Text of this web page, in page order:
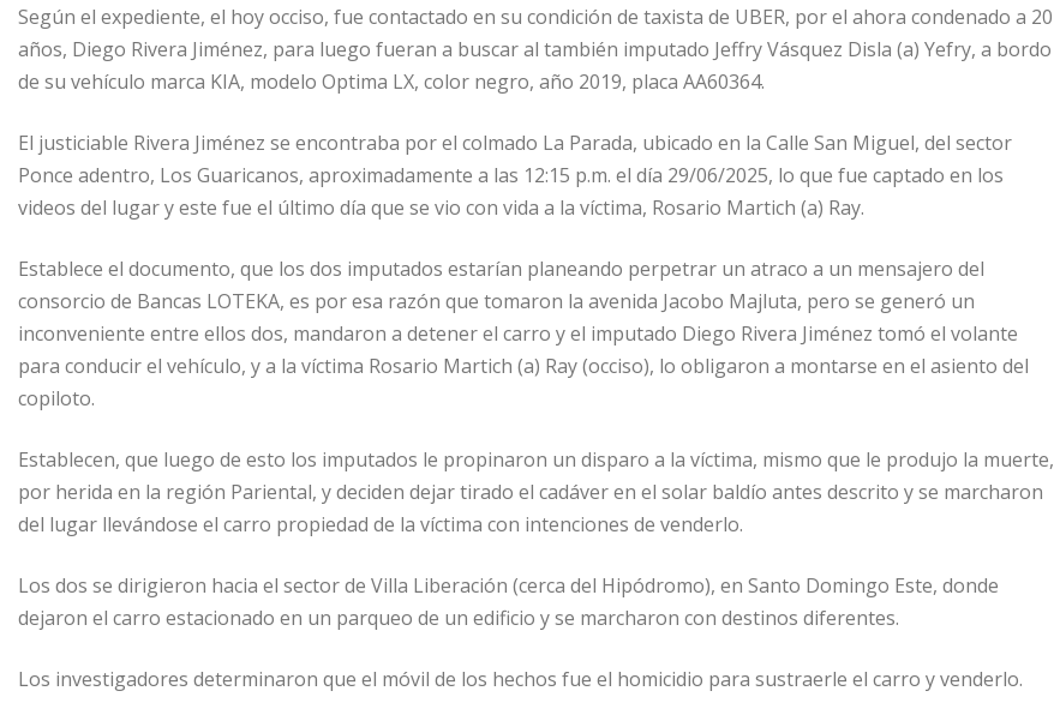
Según el expediente, el hoy occiso, fue contactado en su condición de taxista de UBER, por el ahora condenado a 20
años, Diego Rivera Jiménez, para luego fueran a buscar al también imputado Jeffry Vásquez Disla (a) Yefry, a bordo
de su vehículo marca KIA, modelo Optima LX, color negro, año 2019, placa AA60364.
El justiciable Rivera Jiménez se encontraba por el colmado La Parada, ubicado en la Calle San Miguel, del sector
Ponce adentro, Los Guaricanos, aproximadamente a las 12:15 p.m. el día 29/06/2025, lo que fue captado en los
videos del lugar y este fue el último día que se vio con vida a la víctima, Rosario Martich (a) Ray.
Establece el documento, que los dos imputados estarían planeando perpetrar un atraco a un mensajero del
consorcio de Bancas LOTEKA, es por esa razón que tomaron la avenida Jacobo Majluta, pero se generó un
inconveniente entre ellos dos, mandaron a detener el carro y el imputado Diego Rivera Jiménez tomó el volante
para conducir el vehículo, y a la víctima Rosario Martich (a) Ray (occiso), lo obligaron a montarse en el asiento del
copiloto.
Establecen, que luego de esto los imputados le propinaron un disparo a la víctima, mismo que le produjo la muerte,
por herida en la región Pariental, y deciden dejar tirado el cadáver en el solar baldío antes descrito y se marcharon
del lugar llevándose el carro propiedad de la víctima con intenciones de venderlo.
Los dos se dirigieron hacia el sector de Villa Liberación (cerca del Hipódromo), en Santo Domingo Este, donde
dejaron el carro estacionado en un parqueo de un edificio y se marcharon con destinos diferentes.
Los investigadores determinaron que el móvil de los hechos fue el homicidio para sustraerle el carro y venderlo.